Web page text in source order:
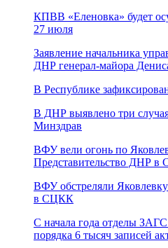
КПВВ «Еленовка» будет
27 июля
Заявление начальника
ДНР генерал-майора
В Республике
В ДНР выявлено три
Минздрав
ВФУ вели огонь по
Представительство ДНР
ВФУ обстреляли
в СЦКК
С начала года отделы
порядка 6 тысяч записей